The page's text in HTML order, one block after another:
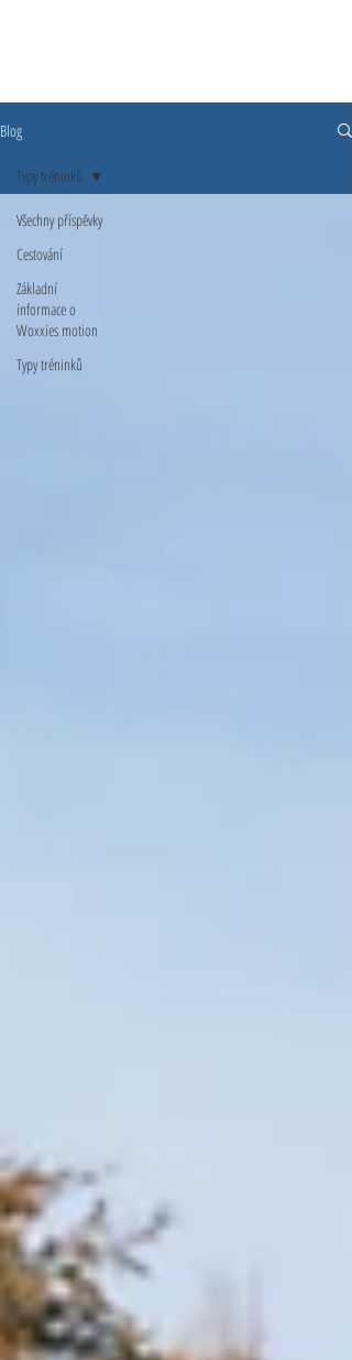
Blog
Všechny příspěvky
Cestování
Základní
informace o
Woxxies motion
Typy tréninků
Typy tréninků